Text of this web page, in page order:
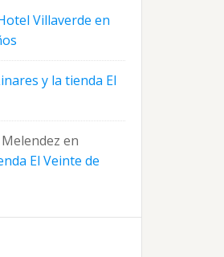
Villaverde en
y la tienda El
en
El Veinte de